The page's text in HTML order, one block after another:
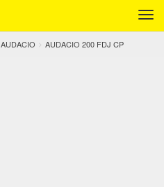
AUDACIO AUDACIO 200 FDJ CP